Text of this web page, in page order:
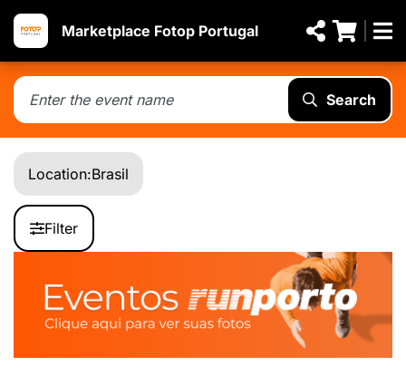
Marketplace Fotop Portugal
Search
Location:Brasil
Filter